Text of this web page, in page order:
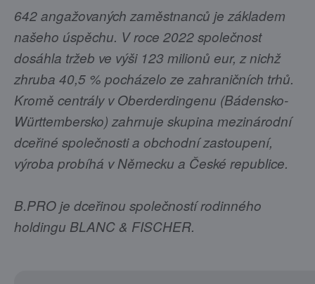
642 angažovaných zaměstnanců je základem
našeho úspěchu. V roce 2022 společnost
dosáhla tržeb ve výši 123 milionů eur, z nichž
zhruba 40,5 % pocházelo ze zahraničních trhů.
Kromě centrály v Oberderdingenu (Bádensko-
Württembersko) zahrnuje skupina mezinárodní
dceřiné společnosti a obchodní zastoupení,
výroba probíhá v Německu a České republice.
B.PRO je dceřinou společností rodinného
holdingu BLANC & FISCHER.